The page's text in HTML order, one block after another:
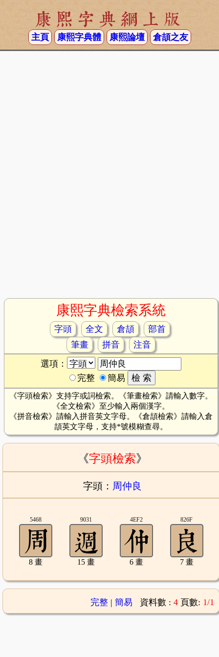
康熙字典網上版
主頁 康熙字典體 康熙論壇 倉頡之友
康熙字典檢索系統
字頭 全文 倉頡
部首
筆畫
拼音
注音
選項：
完整
簡易
《字頭檢索》支持字或詞檢索。《筆畫檢索》請輸入數字。
《全文檢索》至少輸入兩個漢字。
《拼音檢索》請輸入拼音英文字母。《倉頡檢索》請輸入倉
頡英文字母，支持*號模糊查尋。
《字頭檢索》
字頭： 周仲良
5468
8 畫
9031
15 畫
4EF2
6 畫
826F
7 畫
完整| 簡易 資料數 : 4 頁數: 1/1